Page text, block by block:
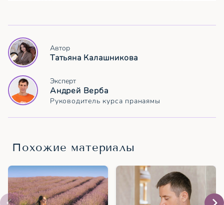
Автор
Татьяна Калашникова
Эксперт
Андрей Верба
Руководитель курса пранаямы
Похожие материалы